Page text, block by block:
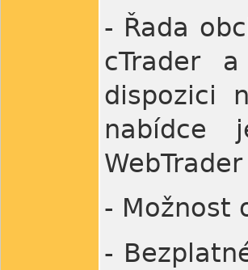
- Řada
cTrader
dispozici
nabídce
- Možnost
-